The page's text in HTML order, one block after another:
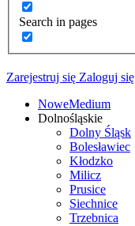
Search in pages
Zarejestruj się Zaloguj się
NoweMedium
Dolnośląskie
Dolny Śląsk
Bolesławiec
Kłodzko
Milicz
Prusice
Siechnice
Trzebnica